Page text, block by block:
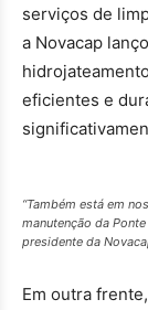
serviços de
a Novacap
eficientes e
“Também está em
manutenção da
presidente da
Em outra